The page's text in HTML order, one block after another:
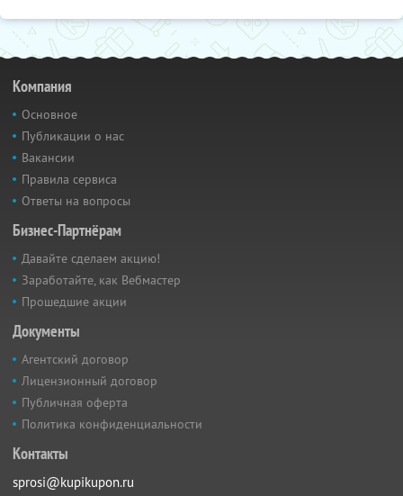
Компания
Основное
Публикации о нас
Вакансии
Правила сервиса
Ответы на вопросы
Бизнес-Партнёрам
Давайте сделаем акцию!
Заработайте, как Вебмастер
Прошедшие акции
Документы
Агентский договор
Лицензионный договор
Публичная оферта
Политика конфиденциальности
Контакты
sprosi@kupikupon.ru